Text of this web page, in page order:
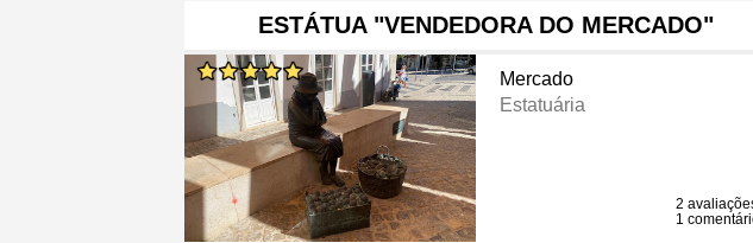
ESTÁTUA "VENDEDORA DO MERCADO"
Mercado
Estatuária
2
1